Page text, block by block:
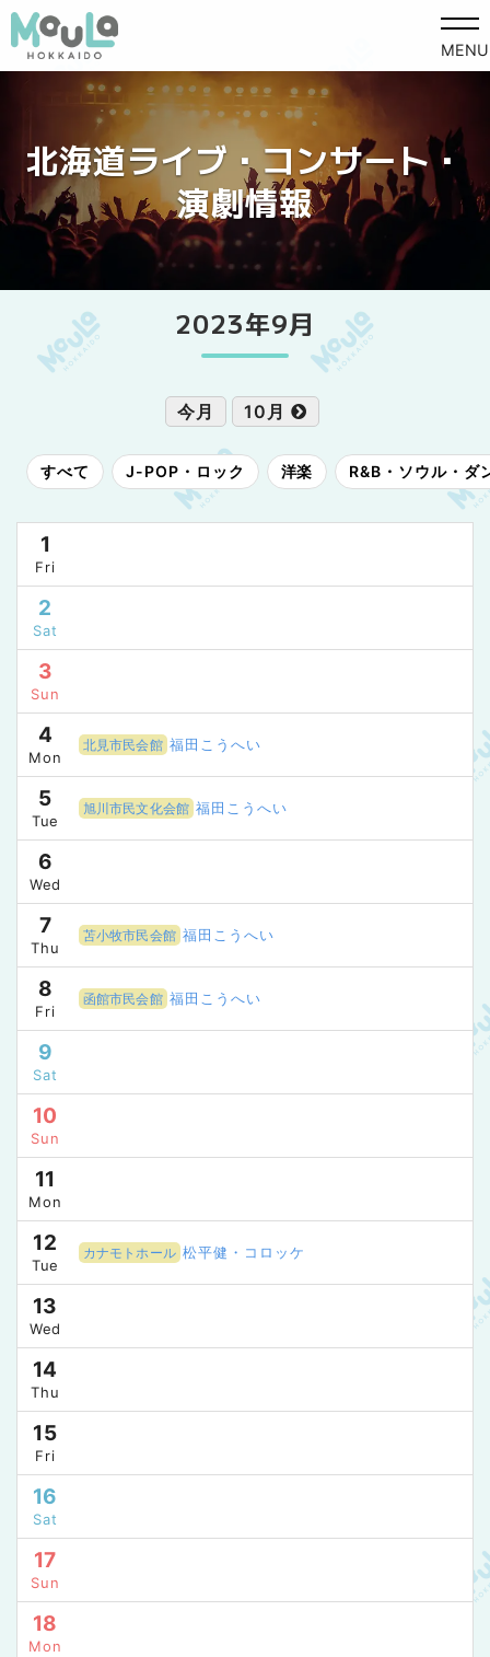
MENU
北海道ライブ・コンサート・
演劇情報
2023年9月
今月 10月
すべて J-POP・ロック 洋楽 R&B・ソウル・ダ
1
Fri
2
Sat
3
Sun
4
Mon
北見市民会館 福田こうへい
5
Tue
旭川市民文化会館 福田こうへい
6
Wed
7
Thu
苫小牧市民会館 福田こうへい
8
Fri
函館市民会館 福田こうへい
9
Sat
10
Sun
11
Mon
12
Tue
カナモトホール 松平健・コロッケ
13
Wed
14
Thu
15
Fri
16
Sat
17
Sun
18
Mon